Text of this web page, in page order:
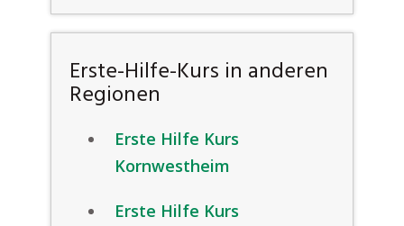
Erste-Hilfe-Kurs in anderen
Regionen
Erste Hilfe Kurs
Kornwestheim
Erste Hilfe Kurs